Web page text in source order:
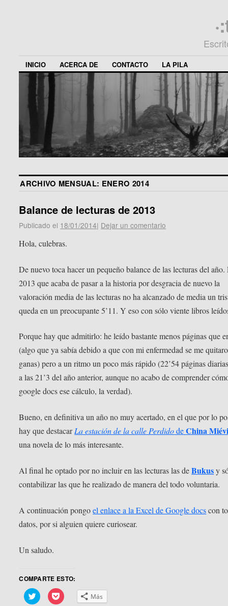
INICIO ACERCA DE CONTACTO LA PILA
ARCHIVO MENSUAL: ENERO 2014
Balance de lecturas de 2013
Publicado el 18/01/2014| Dejar un comentario
Hola, culebras.
De nuevo toca hacer un pequeño balance de las lecturas del año.
2013 que acaba de pasar a la historia por desgracia de nuevo la
valoración media de las lecturas no ha alcanzado de media un
queda en un preocupante 5’11. Y eso con sólo viente libros
Porque hay que admitirlo: he leído bastante menos páginas que
(algo que ya sabía debido a que con mi enfermedad se me
ganas) pero a un ritmo un poco más rápido (22’54 páginas
a las 21’3 del año anterior, aunque no acabo de comprender
google docs ese cálculo, la verdad).
Bueno, en definitiva un año no muy acertado, en el que por lo
hay que destacarLa estación de la calle PerdidodeChina
una novela de lo más interesante.
Al final he optado por no incluir en las lecturas las deBukusy
contabilizar las que he realizado de manera del todo voluntaria.
A continuación pongoel enlace a la Excel de Google docscon
datos, por si alguien quiere curiosear.
Un saludo.
COMPARTE ESTO:
Haz
clic
Haz
clic Más